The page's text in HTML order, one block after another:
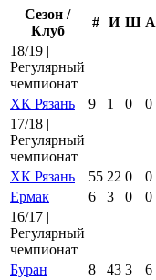
Сезон /
Клуб
# И Ш А
18/19 |
Регулярный
чемпионат
ХК Рязань
9 1 0 0
17/18 |
Регулярный
чемпионат
ХК Рязань
55 22 0 0
Ермак
6 3 0 0
16/17 |
Регулярный
чемпионат
Буран
8 43 3 6